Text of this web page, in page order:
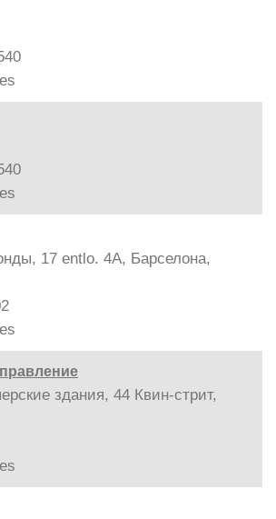
17 entlo. 4A, Барселона,
здания, 44 Квин-стрит,